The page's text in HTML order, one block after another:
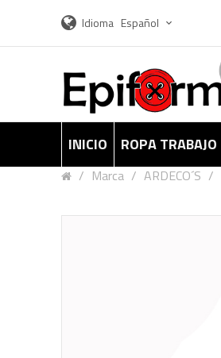
Idioma Español
INICIO ROPA TRABAJO
Marca ARDECO´S